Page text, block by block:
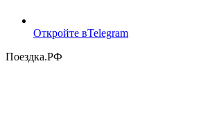
Откройте вTelegram
Поездка.РФ